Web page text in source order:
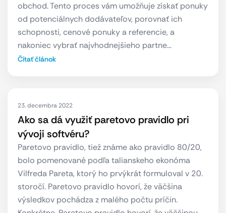
obchod. Tento proces vám umožňuje získať ponuky
od potenciálnych dodávateľov, porovnať ich
schopnosti, cenové ponuky a referencie, a
nakoniec vybrať najvhodnejšieho partne…
Čítať článok
23. decembra 2022
Ako sa dá využiť paretovo pravidlo pri
vývoji softvéru?
Paretovo pravidlo, tiež známe ako pravidlo 80/20,
bolo pomenované podľa talianskeho ekonóma
Vilfreda Pareta, ktorý ho prvýkrát formuloval v 20.
storočí. Paretovo pravidlo hovorí, že väčšina
výsledkov pochádza z malého počtu príčin.